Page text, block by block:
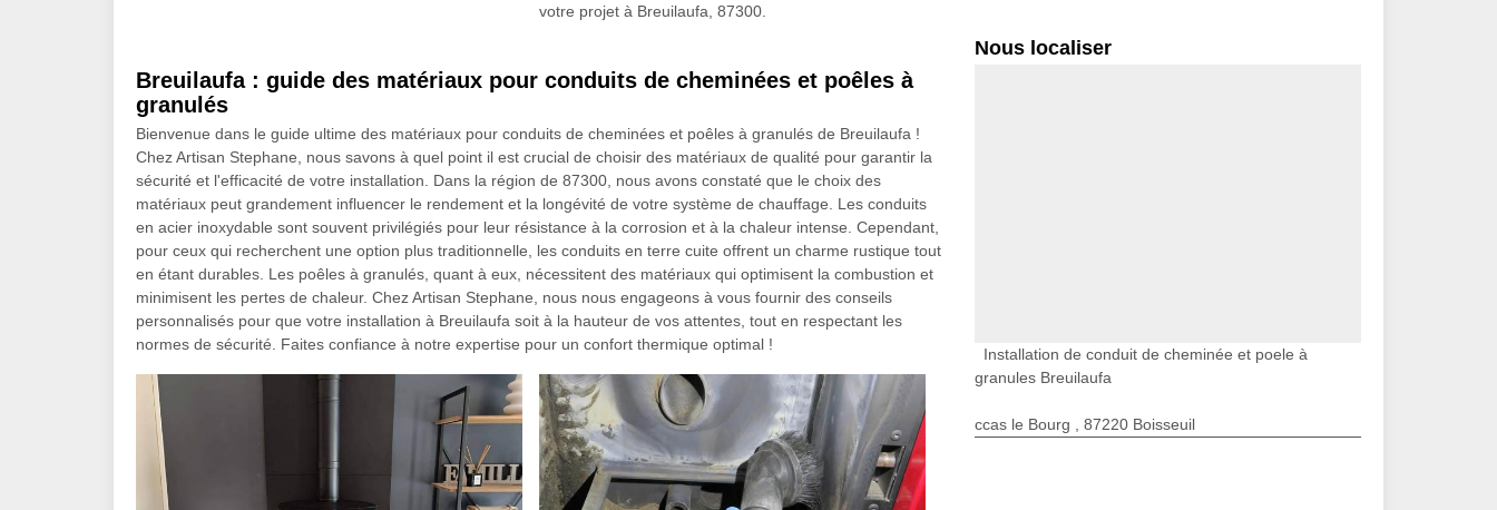
votre projet à Breuilaufa, 87300.
Breuilaufa : guide des matériaux pour conduits de cheminées et poêles à
granulés
Bienvenue dans le guide ultime des matériaux pour conduits de cheminées et poêles à granulés de Breuilaufa !
Chez Artisan Stephane, nous savons à quel point il est crucial de choisir des matériaux de qualité pour garantir la
sécurité et l'efficacité de votre installation. Dans la région de 87300, nous avons constaté que le choix des
matériaux peut grandement influencer le rendement et la longévité de votre système de chauffage. Les conduits
en acier inoxydable sont souvent privilégiés pour leur résistance à la corrosion et à la chaleur intense. Cependant,
pour ceux qui recherchent une option plus traditionnelle, les conduits en terre cuite offrent un charme rustique tout
en étant durables. Les poêles à granulés, quant à eux, nécessitent des matériaux qui optimisent la combustion et
minimisent les pertes de chaleur. Chez Artisan Stephane, nous nous engageons à vous fournir des conseils
personnalisés pour que votre installation à Breuilaufa soit à la hauteur de vos attentes, tout en respectant les
normes de sécurité. Faites confiance à notre expertise pour un confort thermique optimal !
Nous localiser
Installation de conduit de cheminée et poele à
granules Breuilaufa
ccas le Bourg , 87220 Boisseuil